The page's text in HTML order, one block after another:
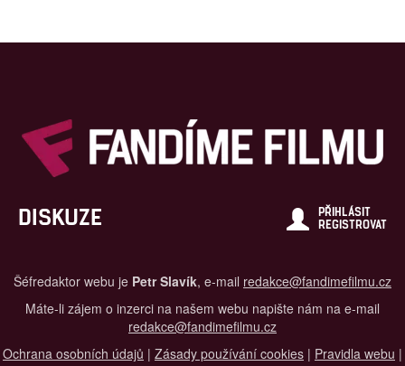
PŘIHLÁSIT
REGISTROVAT
DISKUZE
Šéfredaktor webu je Petr Slavík, e-mail redakce@fandimefilmu.cz
Máte-li zájem o inzerci na našem webu napište nám na e-mail
redakce@fandimefilmu.cz
Ochrana osobních údajů | Zásady používání cookies | Pravidla webu |